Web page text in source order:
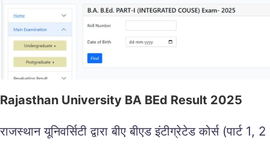
Rajasthan University BA BEd Result 2025
राजस्थान यूनिवर्सिटी द्वारा बीए बीएड इंटीग्रेटेड कोर्स (पार्ट 1, 2